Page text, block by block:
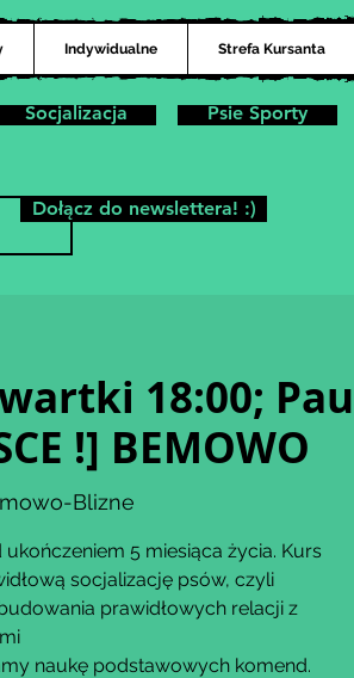
Indywidualne Strefa Kursanta
Socjalizacja Psie Sporty
18:00;
!] BEMOWO
Blizne
5 miesiąca życia. Kurs
socjalizację psów, czyli
prawidłowych relacji z
naukę podstawowych komend.
Dołącz do newslettera! :)